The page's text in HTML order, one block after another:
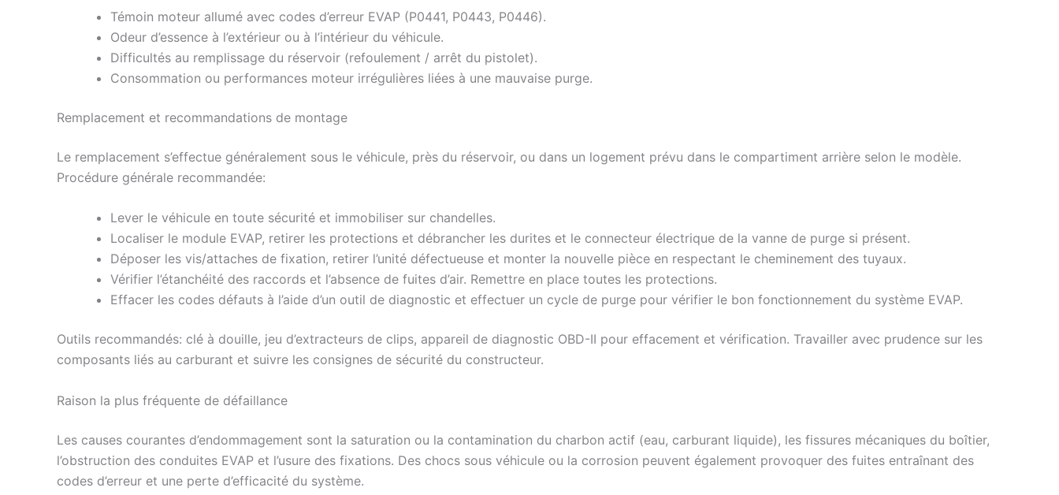
Témoin moteur allumé avec codes d’erreur EVAP (P0441, P0443, P0446).
Odeur d’essence à l’extérieur ou à l’intérieur du véhicule.
Difficultés au remplissage du réservoir (refoulement / arrêt du pistolet).
Consommation ou performances moteur irrégulières liées à une mauvaise purge.
Remplacement et recommandations de montage
Le remplacement s’effectue généralement sous le véhicule, près du réservoir, ou dans un logement prévu dans le compartiment arrière selon le modèle.
Procédure générale recommandée:
Lever le véhicule en toute sécurité et immobiliser sur chandelles.
Localiser le module EVAP, retirer les protections et débrancher les durites et le connecteur électrique de la vanne de purge si présent.
Déposer les vis/attaches de fixation, retirer l’unité défectueuse et monter la nouvelle pièce en respectant le cheminement des tuyaux.
Vérifier l’étanchéité des raccords et l’absence de fuites d’air. Remettre en place toutes les protections.
Effacer les codes défauts à l’aide d’un outil de diagnostic et effectuer un cycle de purge pour vérifier le bon fonctionnement du système EVAP.
Outils recommandés: clé à douille, jeu d’extracteurs de clips, appareil de diagnostic OBD-II pour effacement et vérification. Travailler avec prudence sur les
composants liés au carburant et suivre les consignes de sécurité du constructeur.
Raison la plus fréquente de défaillance
Les causes courantes d’endommagement sont la saturation ou la contamination du charbon actif (eau, carburant liquide), les fissures mécaniques du boîtier,
l’obstruction des conduites EVAP et l’usure des fixations. Des chocs sous véhicule ou la corrosion peuvent également provoquer des fuites entraînant des
codes d’erreur et une perte d’efficacité du système.